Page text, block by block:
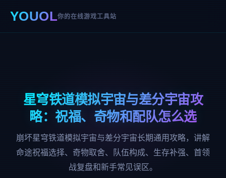
YOUOL你的在线游戏工具站
星穹铁道模拟宇宙与差分宇宙攻
略：祝福、奇物和配队怎么选
崩坏星穹铁道模拟宇宙与差分宇宙长期通用攻略，讲解
命途祝福选择、奇物取舍、队伍构成、生存补强、首领
战复盘和新手常见误区。